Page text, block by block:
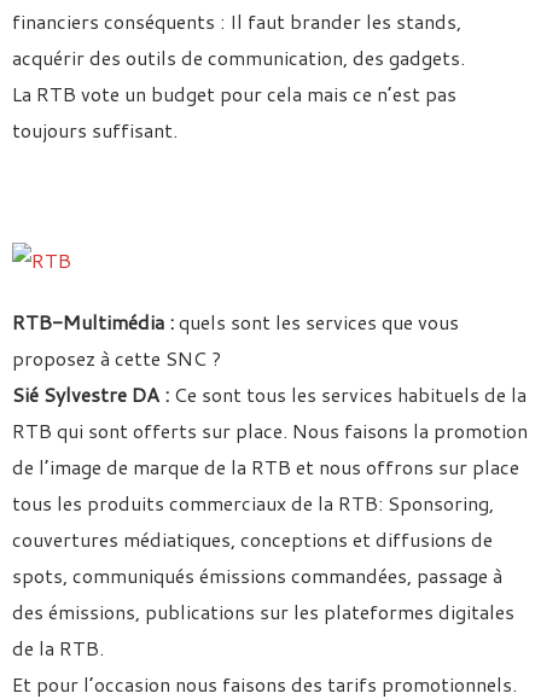
financiers conséquents : Il faut brander les stands,
acquérir des outils de communication, des gadgets.
La RTB vote un budget pour cela mais ce n’est pas
toujours suffisant.
RTB-Multimédia :quels sont les services que vous
proposez à cette SNC ?
Sié Sylvestre DA : Ce sont tous les services habituels de la
RTB qui sont offerts sur place. Nous faisons la promotion
de l’image de marque de la RTB et nous offrons sur place
tous les produits commerciaux de la RTB: Sponsoring,
couvertures médiatiques, conceptions et diffusions de
spots, communiqués émissions commandées, passage à
des émissions, publications sur les plateformes digitales
de la RTB.
Et pour l’occasion nous faisons des tarifs promotionnels.